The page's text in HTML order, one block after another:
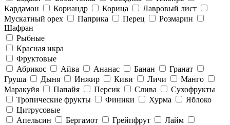
Кардамон
Кориандр Корица
Лавровый лист
Мускатный орех
Паприка Перец
Розмарин
Шафран
Рыбные
Красная икра
Фруктовые
Абрикос
Айва Ананас Банан
Гранат
Груша
Дыня Инжир Киви Личи
Манго
Маракуйя
Папайя Персик Слива
Сухофрукты
Тропические фрукты
Финики Хурма
Яблоко
Цитрусовые
Апельсин
Бергамот Грейпфрут
Лайм